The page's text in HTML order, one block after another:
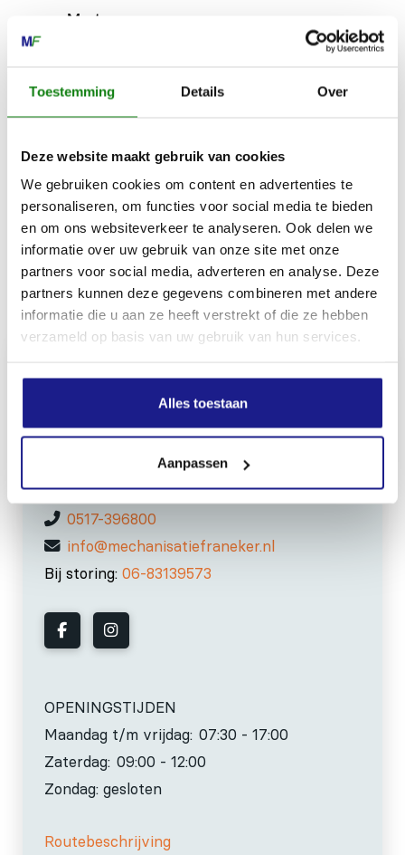
Toestemming Details Over
Deze website maakt gebruik van cookies
We gebruiken cookies om content en advertenties te
personaliseren, om functies voor social media te bieden
en om ons websiteverkeer te analyseren. Ook delen we
informatie over uw gebruik van onze site met onze
partners voor social media, adverteren en analyse. Deze
partners kunnen deze gegevens combineren met andere
informatie die u aan ze heeft verstrekt of die ze hebben
verzameld op basis van uw gebruik van hun services.
Alles toestaan
Aanpassen
Maat
Gewicht
Materiaalsamenstelling bovenmateriaal
100 % polyester
Inhoud door
MECHANISATIE FRANEKER
Kiehoek 26
8801 RD Franeker
0517-396800
info@mechanisatiefraneker.nl
Bij storing: 06-83139573
OPENINGSTIJDEN
Maandag t/m vrijdag: 07:30 - 17:00
Zaterdag: 09:00 - 12:00
Zondag: gesloten
Routebeschrijving